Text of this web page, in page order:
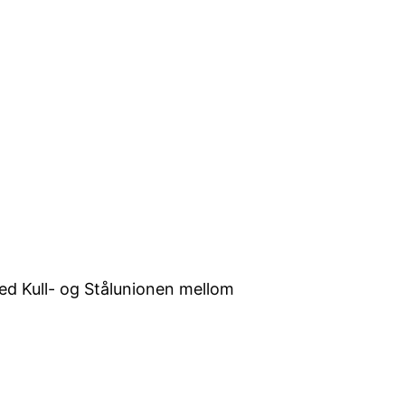
Kull- og Stålunionen mellom